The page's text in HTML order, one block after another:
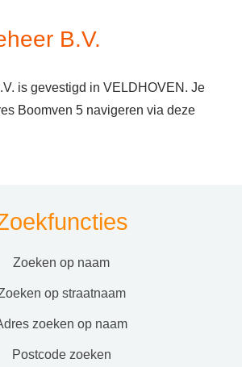
B.V.
is gevestigd in VELDHOVEN. Je
Boomven 5 navigeren via deze
zoeken op naam
zoeken op straatnaam
adres zoeken op naam
postcode zoeken